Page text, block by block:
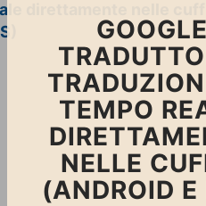
GOOGLE
TEMPO
NELLE
(ANDROID E